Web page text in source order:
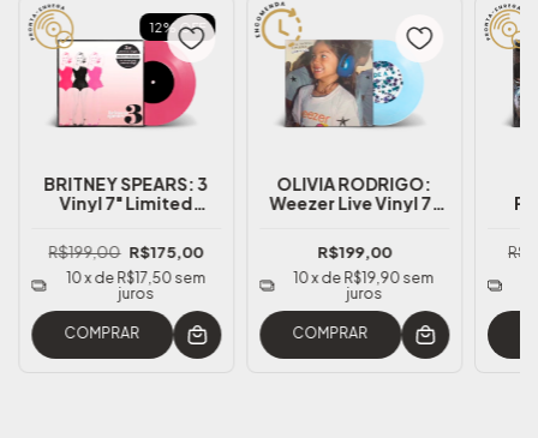
12% OFF
BRITNEY SPEARS: 3
Vinyl 7" Limited
R$199,00 R$175,00
10x de R$17,50 sem
juros
COMPRAR
OLIVIA RODRIGO:
Weezer Live Vinyl 7"
2025)
R$199,00
10x de R$19,90 sem
juros
COMPRAR